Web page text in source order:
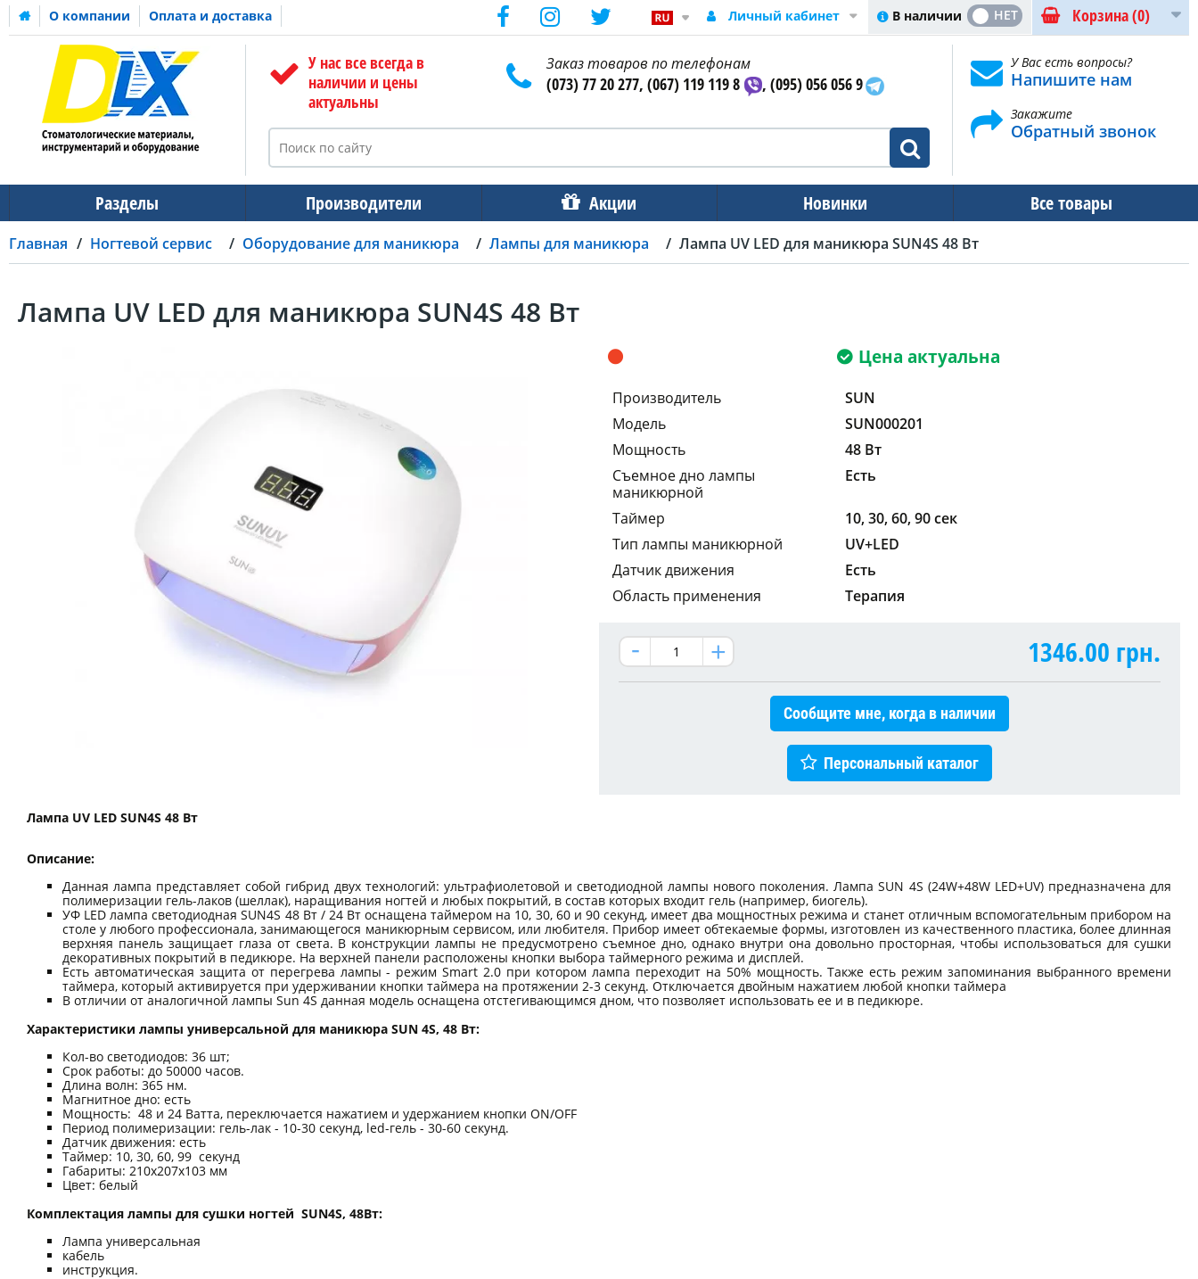
О компании Оплата и доставка Корзина(0)
В наличии
ДА НЕТ
Личный кабинет
У нас все всегда в
наличии и цены
актуальны
Заказ товаров по телефонам
(073) 77 20 277, (067) 119 119 8 , (095) 056 056 9
У Вас есть вопросы?
Напишите нам
Закажите
Обратный звонок
Разделы Производители Акции Новинки Все товары
Главная Ногтевой сервис Оборудование для маникюра Лампы для маникюра Лампа UV LED для маникюра SUN4S 48 Вт
Лампа UV LED для маникюра SUN4S 48 Вт
Цена актуальна
Производитель
SUN
Модель
SUN000201
Мощность
48 Вт
Съемное дно лампы
маникюрной
Есть
Таймер
10, 30, 60, 90 сек
Тип лампы маникюрной
UV+LED
Датчик движения
Есть
Область применения
Терапия
1346.00 грн.
Сообщите мне, когда в наличии
Персональный каталог
Лампа UV LED SUN4S 48 Вт
Описание:
Данная лампа представляет собой гибрид двух технологий: ультрафиолетовой и светодиодной лампы нового поколения. Лампа SUN 4S (24W+48W LED+UV) предназначена для
полимеризации гель-лаков (шеллак), наращивания ногтей и любых покрытий, в состав которых входит гель (например, биогель).
УФ LED лампа светодиодная SUN4S 48 Вт / 24 Вт оснащена таймером на 10, 30, 60 и 90 секунд, имеет два мощностных режима и станет отличным вспомогательным прибором на
столе у любого профессионала, занимающегося маникюрным сервисом, или любителя. Прибор имеет обтекаемые формы, изготовлен из качественного пластика, более длинная
верхняя панель защищает глаза от света. В конструкции лампы не предусмотрено съемное дно, однако внутри она довольно просторная, чтобы использоваться для сушки
декоративных покрытий в педикюре. На верхней панели расположены кнопки выбора таймерного режима и дисплей.
Есть автоматическая защита от перегрева лампы - режим Smart 2.0 при котором лампа переходит на 50% мощность. Также есть режим запоминания выбранного времени
таймера, который активируется при удерживании кнопки таймера на протяжении 2-3 секунд. Отключается двойным нажатием любой кнопки таймера
В отличии от аналогичной лампы Sun 4S данная модель оснащена отстегивающимся дном, что позволяет использовать ее и в педикюре.
Характеристики лампы универсальной для маникюра SUN 4S, 48 Вт:
Кол-во светодиодов: 36 шт;
Срок работы: до 50000 часов.
Длина волн: 365 нм.
Магнитное дно: есть
Мощность: 48 и 24 Ватта, переключается нажатием и удержанием кнопки ON/OFF
Период полимеризации: гель-лак - 10-30 секунд, led-гель - 30-60 секунд.
Датчик движения: есть
Таймер: 10, 30, 60, 99 секунд
Габариты: 210х207х103 мм
Цвет: белый
Комплектация лампы для сушки ногтей SUN4S, 48Вт:
Лампа универсальная
кабель
инструкция.